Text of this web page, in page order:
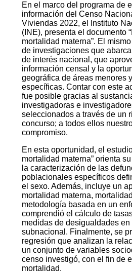
En el marco del programa de
información del Censo
Viviendas 2022, el Instituto
(INE), presenta el documento
mortalidad materna”. El
de investigaciones que
de interés nacional, que
información censal y la
geográfica de áreas menores
específicas. Contar con este
fue posible gracias al
investigadoras e
seleccionados a través de un
concurso; a todos ellos
compromiso.
En esta oportunidad, el
mortalidad materna” orienta
la caracterización de las
poblacionales específicos
el sexo. Además, incluye un
mortalidad materna,
metodología basada en un
comprendió el cálculo de
medidas de desigualdades
subnacional. Finalmente, se
regresión que analizan la
un conjunto de variables
censo investigó, con el fin de
mortalidad.